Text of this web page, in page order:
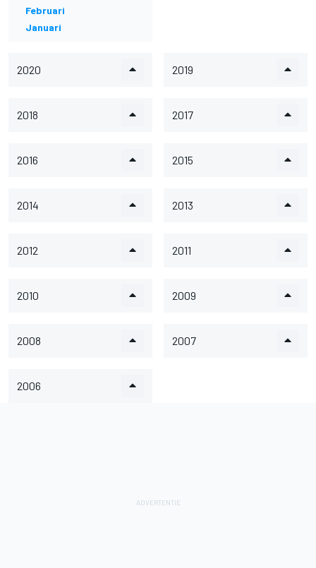
Februari
Januari
2020 2019
2018 2017
2016 2015
2014 2013
2012 2011
2010 2009
2008 2007
2006